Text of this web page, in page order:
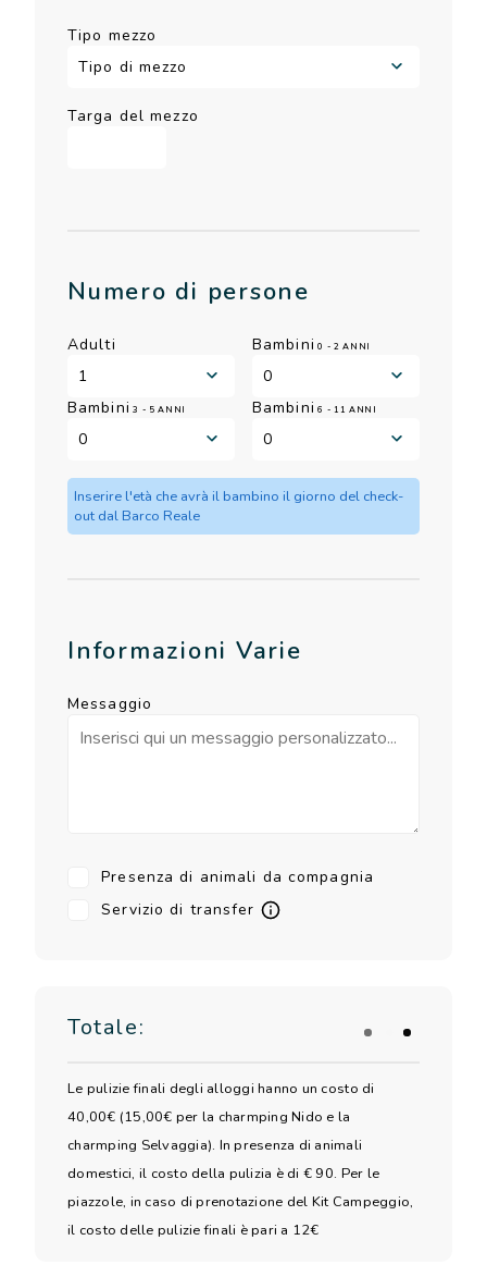
Tipo mezzo
Targa del mezzo
Numero di persone
Adulti Bambini 0 - 2 ANNI
Bambini 3 - 5 ANNI Bambini 6 - 11 ANNI
Inserire l'età che avrà il bambino il giorno del check-
out dal Barco Reale
Informazioni Varie
Messaggio
Presenza di animali da compagnia
Servizio di transfer
Totale:
Le pulizie finali degli alloggi hanno un costo di
40,00€ (15,00€ per la charmping Nido e la
charmping Selvaggia). In presenza di animali
domestici, il costo della pulizia è di € 90. Per le
piazzole, in caso di prenotazione del Kit Campeggio,
il costo delle pulizie finali è pari a 12€